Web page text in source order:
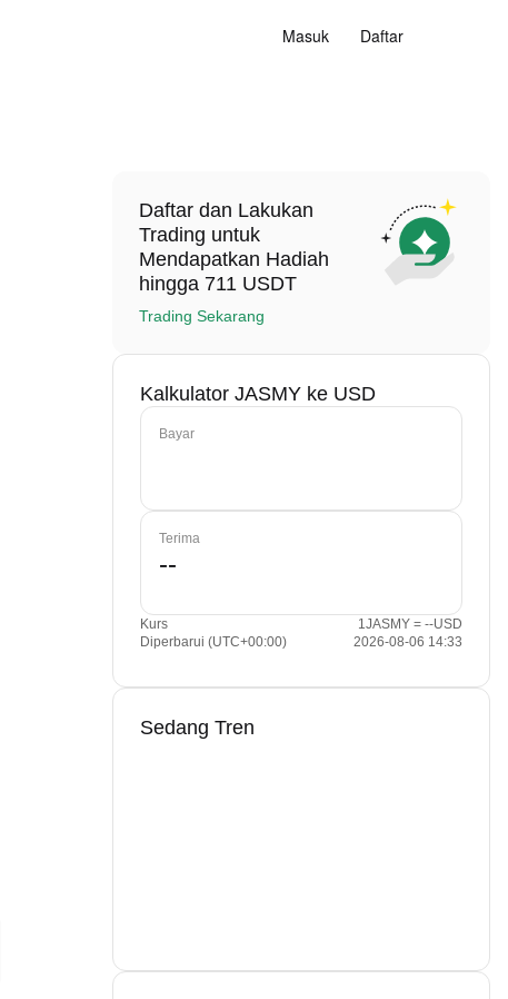
Masuk Daftar
Daftar dan Lakukan
Trading untuk
Mendapatkan Hadiah
hingga 711 USDT
Trading Sekarang
Kalkulator JASMY ke USD
Bayar
Terima
Kurs
1JASMY = --USD
Diperbarui (UTC+00:00)
2026-08-06 14:33
Sedang Tren